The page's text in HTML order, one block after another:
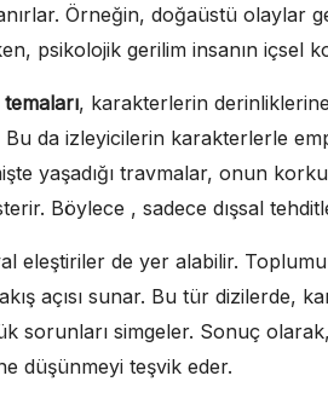
Örneğin, doğaüstü olaylar
psikolojik gerilim insanın içsel
, karakterlerin
da izleyicilerin karakterlerle
yaşadığı travmalar, onun
Böylece , sadece dışsal
eleştiriler de yer alabilir.
açısı sunar. Bu tür dizilerde,
sorunları simgeler. Sonuç
düşünmeyi teşvik eder.